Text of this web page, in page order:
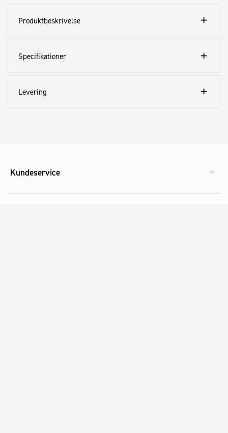
Produktbeskrivelse
Specifikationer
Levering
Kundeservice